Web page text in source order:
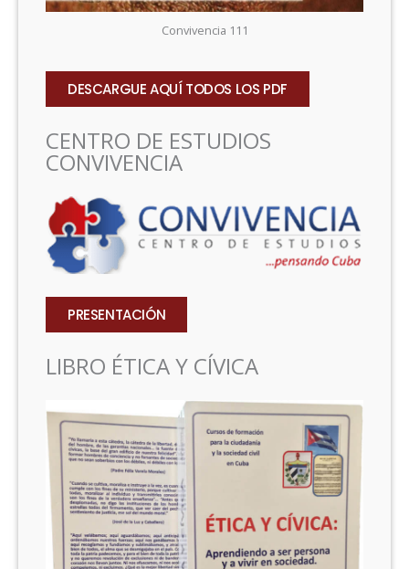
Convivencia 111
DESCARGUE AQUÍ TODOS LOS PDF
CENTRO DE ESTUDIOS
CONVIVENCIA
PRESENTACIÓN
LIBRO ÉTICA Y CÍVICA